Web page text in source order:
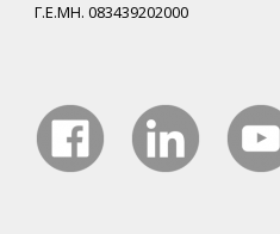
Γ.Ε.ΜΗ. 083439202000